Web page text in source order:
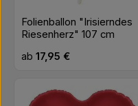
Folienballon "Irisierndes
Riesenherz" 107 cm
Regulärer Preis:
ab17,95 €